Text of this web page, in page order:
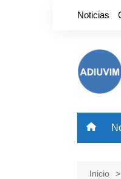
Noticias
Inicio